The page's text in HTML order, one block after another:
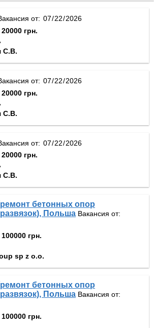
от:
20000 грн.
С.В.
от:
20000 грн.
С.В.
от:
20000 грн.
С.В.
бетонных опор
Польша Вакансия от:
100000 грн.
sp z o.o.
бетонных опор
Польша Вакансия от:
100000 грн.